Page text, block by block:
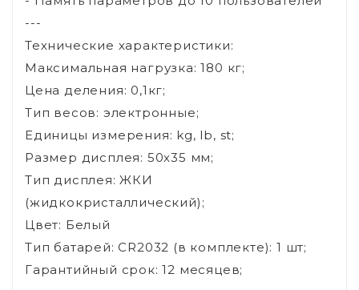
---
Технические характеристики:
Максимальная нагрузка: 180 кг;
Цена деления: 0,1кг;
Тип весов: электронные;
Единицы измерения: kg, lb, st;
Размер дисплея: 50х35 мм;
Тип дисплея: ЖКИ
(жидкокристаллический);
Цвет: Белый
Тип батарей: CR2032 (в комплекте): 1 шт;
Гарантийный срок: 12 месяцев;